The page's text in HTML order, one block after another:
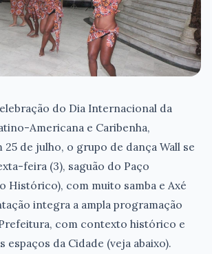
do Dia Internacional da
Americana e Caribenha,
de julho, o grupo de dança Wall se
feira (3), saguão do Paço
Histórico), com muito samba e Axé
integra a ampla programação
com contexto histórico e
espaços da Cidade (veja abaixo).